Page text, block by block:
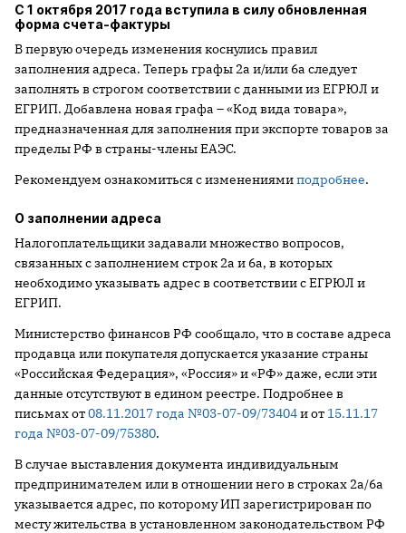
С 1 октября 2017 года вступила в силу обновленная
форма счета-фактуры
В первую очередь изменения коснулись правил
заполнения адреса. Теперь графы 2а и/или 6а следует
заполнять в строгом соответствии с данными из ЕГРЮЛ и
ЕГРИП. Добавлена новая графа – «Код вида товара»,
предназначенная для заполнения при экспорте товаров за
пределы РФ в страны-члены ЕАЭС.
Рекомендуем ознакомиться с изменениямиподробнее.
О заполнении адреса
Налогоплательщики задавали множество вопросов,
связанных с заполнением строк 2а и 6а, в которых
необходимо указывать адрес в соответствии с ЕГРЮЛ и
ЕГРИП.
Министерство финансов РФ сообщало, что в составе адреса
продавца или покупателя допускается указание страны
«Российская Федерация», «Россия» и «РФ» даже, если эти
данные отсутствуют в едином реестре. Подробнее в
письмах от08.11.2017 года №03-07-09/73404и от 15.11.17
года №03-07-09/75380.
В случае выставления документа индивидуальным
предпринимателем или в отношении него в строках 2а/6а
указывается адрес, по которому ИП зарегистрирован по
месту жительства в установленном законодательством РФ